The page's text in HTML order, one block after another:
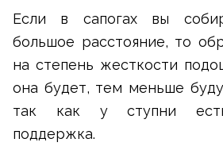
Если в сапогах вы
большое расстояние, то
на степень жесткости
она будет, тем меньше
так как у ступни
поддержка.